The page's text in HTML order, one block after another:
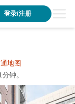
登录/注册
地图
钟。